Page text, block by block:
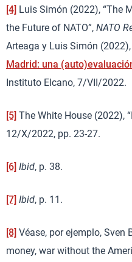
[4] Luis Simón (2022), “The
the Future of NATO”, NATO
Arteaga y Luis Simón (2022),
Madrid: una
Instituto Elcano, 7/VII/2022.
[5] The White House (2022),
12/X/2022, pp. 23-27.
[6] Ibid, p. 38.
[7] Ibid, p. 11.
[8] Véase, por ejemplo, Sven
money, war without the